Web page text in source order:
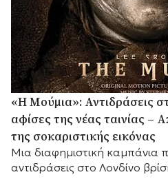
«Η Μούμια»: Αντιδράσεις
αφίσες της νέας ταινίας –
της σοκαριστικής εικόνας
Μια διαφημιστική καμπάνια
αντιδράσεις στο Λονδίνο